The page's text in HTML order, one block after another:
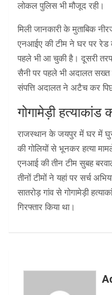
लोकल पुलिस भी मौजूद रही।
मिली जानकारी के मुताबिक
एनआईए की टीम ने घर पर
पहले भी आ चुकी है। दूसरी
सैनी पर पहले भी अदालत
संपत्ति अदालत ने अटैच कर
गोगामेड़ी हत्याकांड
राजस्थान के जयपुर में घर में
की गोलियों से भूनकर हत्या
एनआई की तीन टीम सुबह
तीनों टीमों ने यहां पर सर्च
सातरोड़ गांव से गोगामेड़ी
गिरफ्तार किया था।